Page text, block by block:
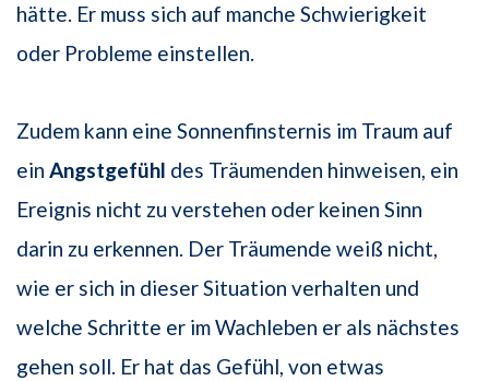
hätte. Er muss sich auf manche Schwierigkeit
oder Probleme einstellen.
Zudem kann eine Sonnenfinsternis im Traum auf
ein Angstgefühl des Träumenden hinweisen, ein
Ereignis nicht zu verstehen oder keinen Sinn
darin zu erkennen. Der Träumende weiß nicht,
wie er sich in dieser Situation verhalten und
welche Schritte er im Wachleben er als nächstes
gehen soll. Er hat das Gefühl, von etwas